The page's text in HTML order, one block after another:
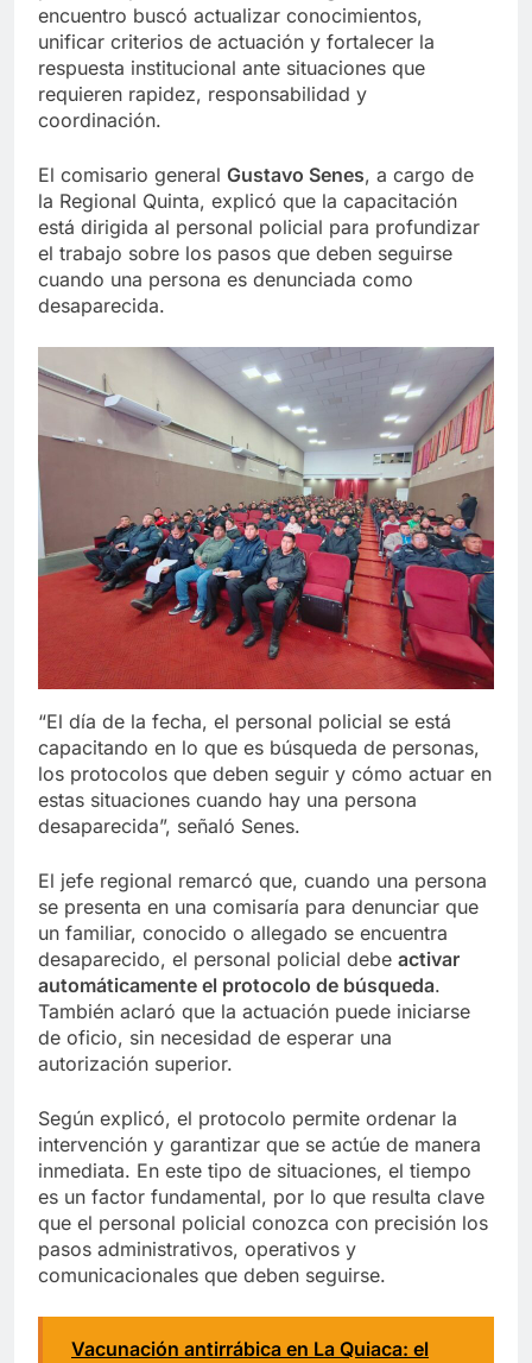
encuentro buscó actualizar conocimientos,
unificar criterios de actuación y fortalecer la
respuesta institucional ante situaciones que
requieren rapidez, responsabilidad y
coordinación.
El comisario general Gustavo Senes, a cargo de
la Regional Quinta, explicó que la capacitación
está dirigida al personal policial para profundizar
el trabajo sobre los pasos que deben seguirse
cuando una persona es denunciada como
desaparecida.
“El día de la fecha, el personal policial se está
capacitando en lo que es búsqueda de personas,
los protocolos que deben seguir y cómo actuar en
estas situaciones cuando hay una persona
desaparecida”, señaló Senes.
El jefe regional remarcó que, cuando una persona
se presenta en una comisaría para denunciar que
un familiar, conocido o allegado se encuentra
desaparecido, el personal policial debe activar
automáticamente el protocolo de búsqueda.
También aclaró que la actuación puede iniciarse
de oficio, sin necesidad de esperar una
autorización superior.
Según explicó, el protocolo permite ordenar la
intervención y garantizar que se actúe de manera
inmediata. En este tipo de situaciones, el tiempo
es un factor fundamental, por lo que resulta clave
que el personal policial conozca con precisión los
pasos administrativos, operativos y
comunicacionales que deben seguirse.
Vacunación antirrábica en La Quiaca: el